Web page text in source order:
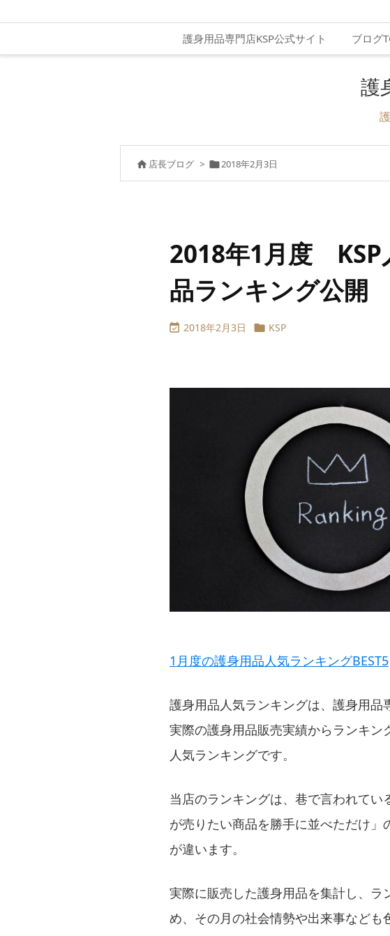
護身用品専門店KSP公式サイト ブログ
護
 店長ブログ > 2018年2月3日
2018年1月度 KSP
品ランキング公開
 2018年2月3日  KSP
1月度の護身用品人気ランキングBEST5
護身用品人気ランキングは、護身用品
実際の護身用品販売実績からランキン
人気ランキングです。
当店のランキングは、巷で言われてい
が売りたい商品を勝手に並べただけ」
が違います。
実際に販売した護身用品を集計し、ラ
め、その月の社会情勢や出来事なども